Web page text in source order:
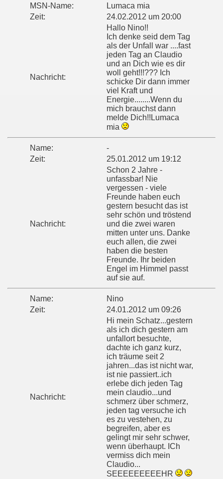
MSN-Name:
Lumaca mia
Zeit:
24.02.2012 um 20:00
Nachricht:
Hallo Nino!!
Ich denke seid dem Tag
als der Unfall war ....fast
jeden Tag an Claudio
und an Dich wie es dir
woll geht!!!??? Ich
schicke Dir dann immer
viel Kraft und
Energie........Wenn du
mich brauchst dann
melde Dich!!Lumaca
mia
Name:
-
Zeit:
25.01.2012 um 19:12
Nachricht:
Schon 2 Jahre -
unfassbar! Nie
vergessen - viele
Freunde haben euch
gestern besucht das ist
sehr schön und tröstend
und die zwei waren
mitten unter uns. Danke
euch allen, die zwei
haben die besten
Freunde. Ihr beiden
Engel im Himmel passt
auf sie auf.
Name:
Nino
Zeit:
24.01.2012 um 09:26
Nachricht:
Hi mein Schatz...gestern
als ich dich gestern am
unfallort besuchte,
dachte ich ganz kurz,
ich träume seit 2
jahren...das ist nicht war,
ist nie passiert..ich
erlebe dich jeden Tag
mein claudio...und
schmerz über schmerz,
jeden tag versuche ich
es zu vestehen, zu
begreifen, aber es
gelingt mir sehr schwer,
wenn überhaupt. ICh
vermiss dich mein
Claudio...
SEEEEEEEEEHR